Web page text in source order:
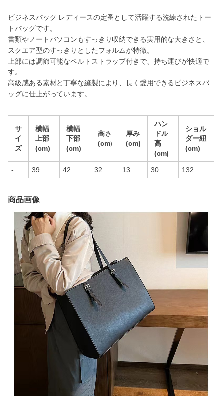
ビジネスバッグ レディースの定番として活躍する洗練されたトー
トバッグです。
書類やノートパソコンもすっきり収納できる実用的な大きさと、
スクエア型のすっきりとしたフォルムが特徴。
上部には調節可能なベルトストラップ付きで、持ち運びが快適で
す。
高級感ある素材と丁寧な縫製により、長く愛用できるビジネスバ
ッグに仕上がっています。
サ
イ
ズ
横幅
上部
(cm)
横幅
下部
(cm)
高さ
(cm)
厚み
(cm)
ハン
ドル
高
(cm)
ショル
ダー紐
(cm)
- 39 42 32 13 30 132
商品画像